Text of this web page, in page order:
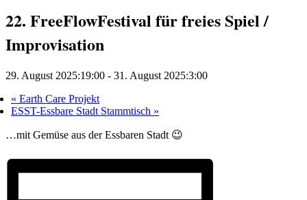
22. FreeFlowFestival für freies Spiel /
Improvisation
29. August 2025:19:00 - 31. August 2025:3:00
« Earth Care Projekt
ESST-Essbare Stadt Stammtisch »
…mit Gemüse aus der Essbaren Stadt 😉